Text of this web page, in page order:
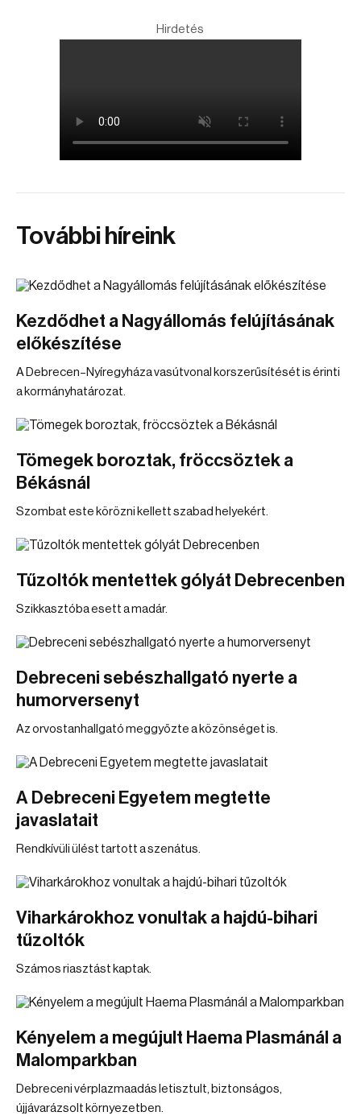
Hirdetés
További híreink
Kezdődhet a Nagyállomás felújításának
előkészítése
A Debrecen–Nyíregyháza vasútvonal korszerűsítését is érinti
a kormányhatározat.
Tömegek boroztak, fröccsöztek a
Békásnál
Szombat este körözni kellett szabad helyekért.
Tűzoltók mentettek gólyát Debrecenben
Szikkasztóba esett a madár.
Debreceni sebészhallgató nyerte a
humorversenyt
Az orvostanhallgató meggyőzte a közönséget is.
A Debreceni Egyetem megtette
javaslatait
Rendkívüli ülést tartott a szenátus.
Viharkárokhoz vonultak a hajdú-bihari
tűzoltók
Számos riasztást kaptak.
Kényelem a megújult Haema Plasmánál a
Malomparkban
Debreceni vérplazmaadás letisztult, biztonságos,
újjávarázsolt környezetben.